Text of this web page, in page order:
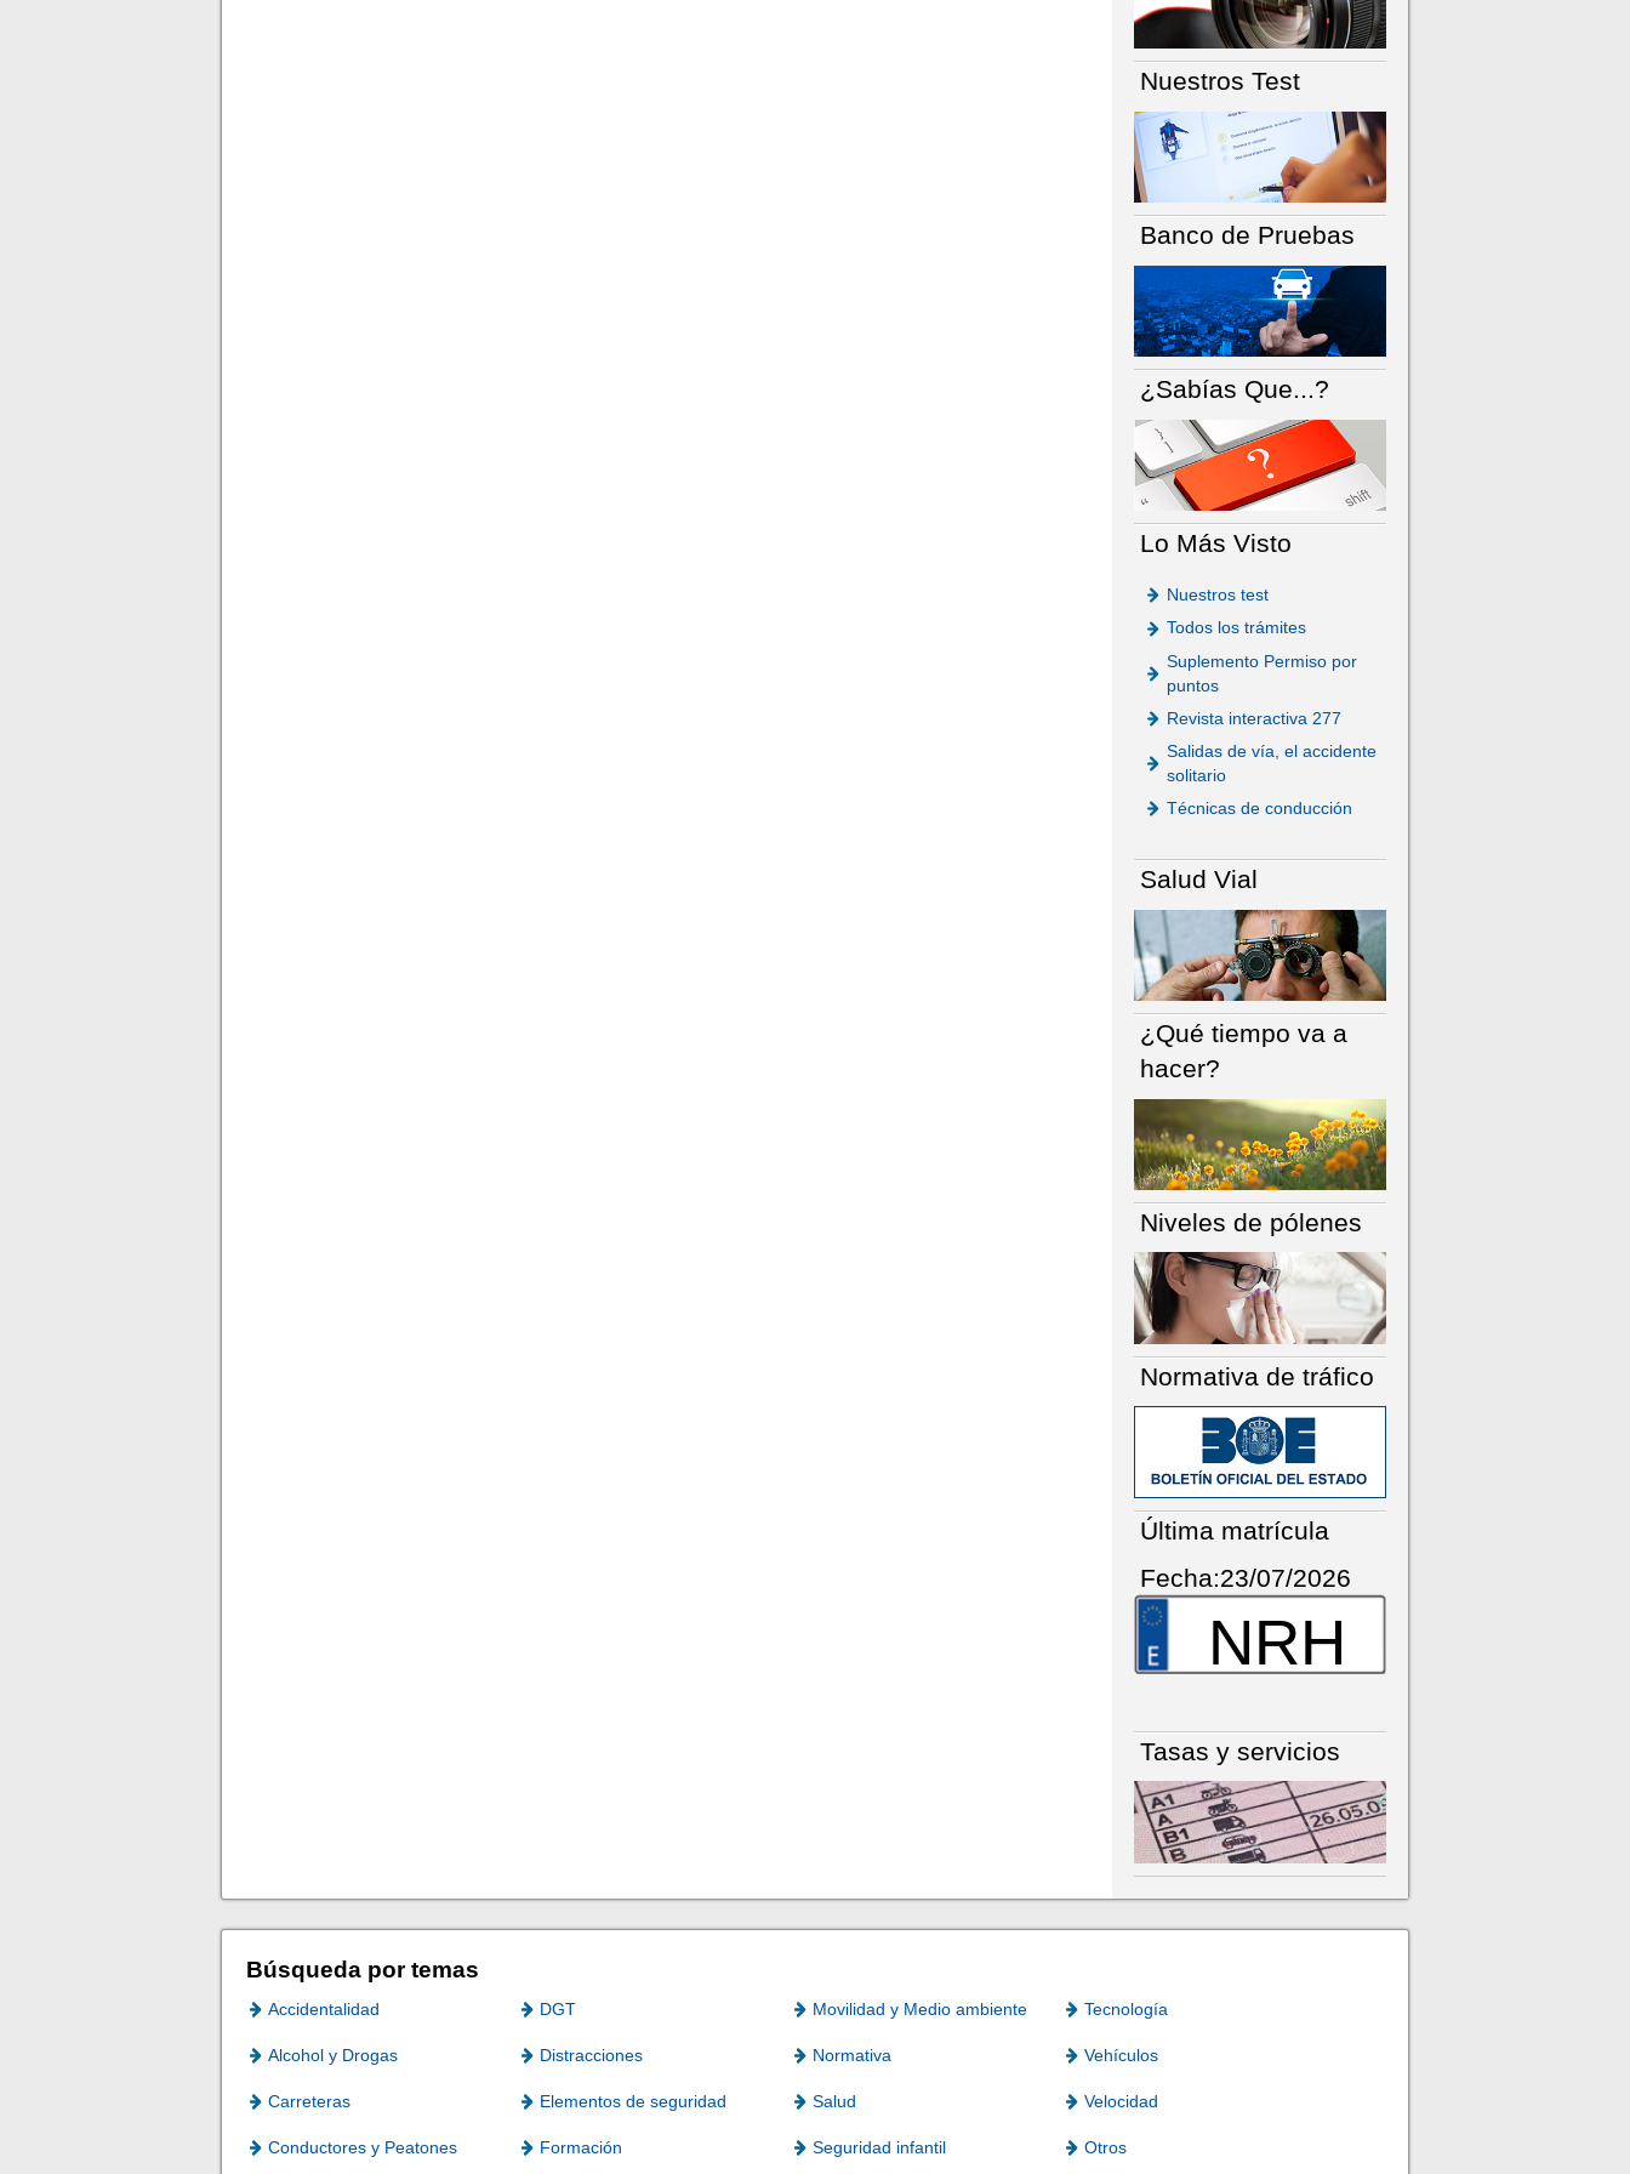
Nuestros Test
Banco de Pruebas
¿Sabías Que...?
Lo Más Visto
Nuestros test
Todos los trámites
Suplemento Permiso por
puntos
Revista interactiva 277
Salidas de vía, el accidente
solitario
Técnicas de conducción
Salud Vial
¿Qué tiempo va a
hacer?
Niveles de pólenes
Normativa de tráfico
Última matrícula
Fecha:23/07/2026
NRH
Tasas y servicios
Búsqueda por temas
Accidentalidad DGT Movilidad y Medio ambiente Tecnología
Alcohol y Drogas Distracciones Normativa Vehículos
Carreteras Elementos de seguridad Salud Velocidad
Conductores y Peatones Formación Seguridad infantil Otros